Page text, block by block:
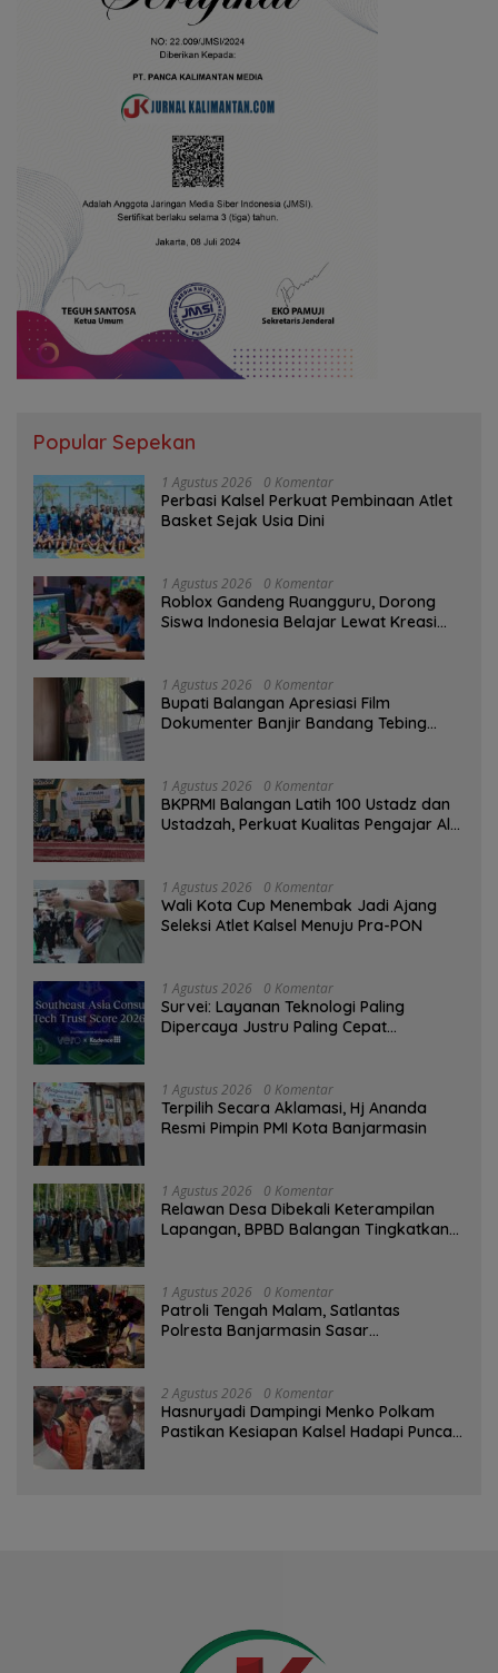
Popular Sepekan
1 Agustus 2026 0 Komentar
Perbasi Kalsel Perkuat Pembinaan Atlet
Basket Sejak Usia Dini
1 Agustus 2026 0 Komentar
Roblox Gandeng Ruangguru, Dorong
Siswa Indonesia Belajar Lewat Kreasi
1 Agustus 2026 0 Komentar
Bupati Balangan Apresiasi Film
Dokumenter Banjir Bandang Tebing
1 Agustus 2026 0 Komentar
BKPRMI Balangan Latih 100 Ustadz dan
Ustadzah, Perkuat Kualitas Pengajar Al-
1 Agustus 2026 0 Komentar
Wali Kota Cup Menembak Jadi Ajang
Seleksi Atlet Kalsel Menuju Pra-PON
1 Agustus 2026 0 Komentar
Survei: Layanan Teknologi Paling
Dipercaya Justru Paling Cepat
1 Agustus 2026 0 Komentar
‎Terpilih Secara Aklamasi, Hj Ananda
Resmi Pimpin PMI Kota Banjarmasin
1 Agustus 2026 0 Komentar
Relawan Desa Dibekali Keterampilan
Lapangan, BPBD Balangan Tingkatkan
1 Agustus 2026 0 Komentar
Patroli Tengah Malam, Satlantas
Polresta Banjarmasin Sasar
2 Agustus 2026 0 Komentar
Hasnuryadi Dampingi Menko Polkam
Pastikan Kesiapan Kalsel Hadapi Puncak